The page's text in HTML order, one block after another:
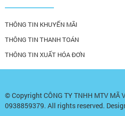
THÔNG TIN KHUYẾN MÃI
THÔNG TIN THANH TOÁN
THÔNG TIN XUẤT HÓA ĐƠN
© CopyrightCÔNG TY TNHH MTV MÃ
0938859379. All rights reserved.